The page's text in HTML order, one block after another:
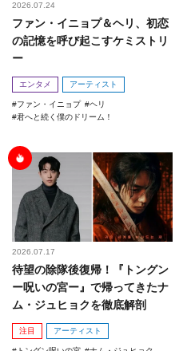
2026.07.24
ファン・イニョプ＆ヘリ、初恋
の記憶を呼び起こすケミストリ
ー
エンタメ アーティスト
ファン・イニョプ
ヘリ
君へと続く僕のドリーム！
2026.07.17
待望の除隊後復帰！『トングン
ー呪いの宮ー』で帰ってきたナ
ム・ジュヒョクを徹底解剖
注目 アーティスト